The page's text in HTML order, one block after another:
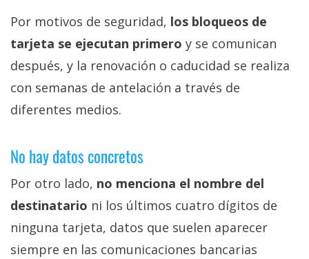
Por motivos de seguridad, los bloqueos de
tarjeta se ejecutan primero y se comunican
después, y la renovación o caducidad se realiza
con semanas de antelación a través de
diferentes medios.
No hay datos concretos
Por otro lado, no menciona el nombre del
destinatario ni los últimos cuatro dígitos de
ninguna tarjeta, datos que suelen aparecer
siempre en las comunicaciones bancarias